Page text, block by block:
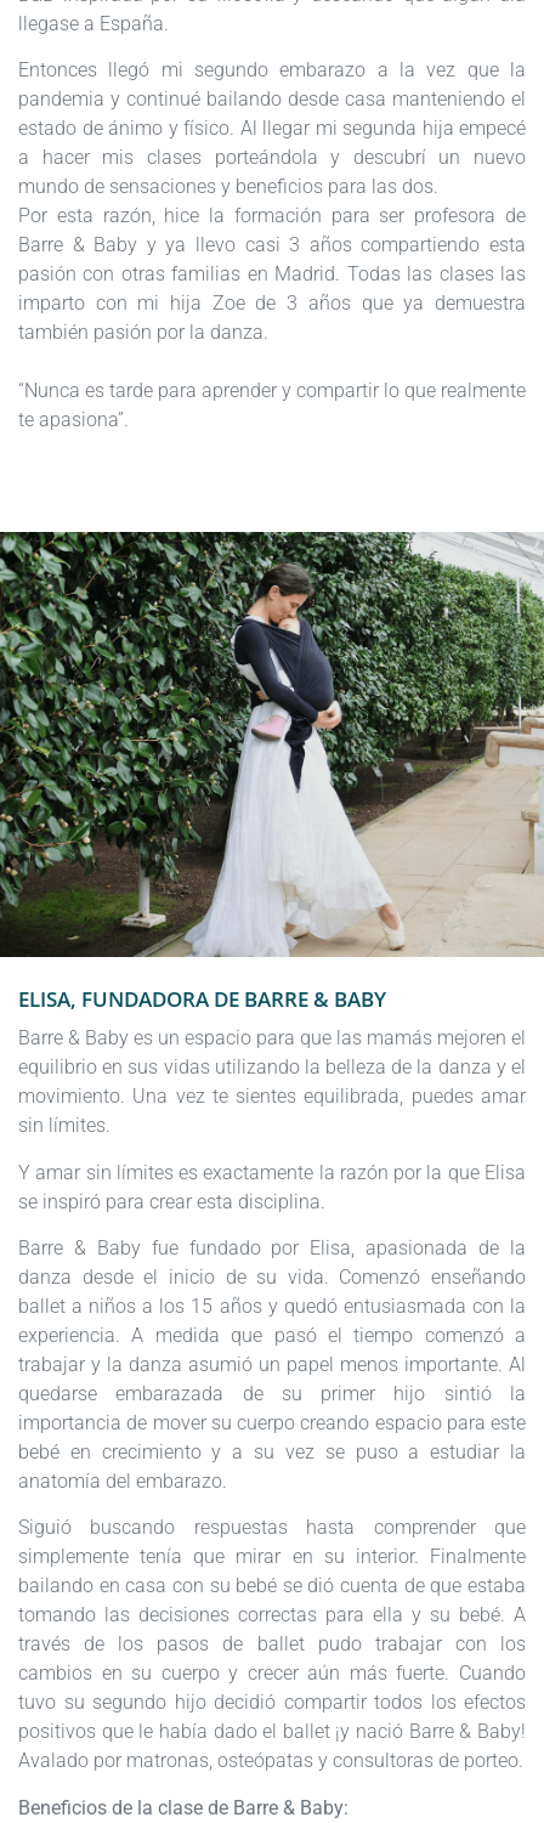
llegase a España.
Entonces llegó mi segundo embarazo a la vez que la
pandemia y continué bailando desde casa manteniendo el
estado de ánimo y físico. Al llegar mi segunda hija empecé
a hacer mis clases porteándola y descubrí un nuevo
mundo de sensaciones y beneficios para las dos.
Por esta razón, hice la formación para ser profesora de
Barre & Baby y ya llevo casi 3 años compartiendo esta
pasión con otras familias en Madrid. Todas las clases las
imparto con mi hija Zoe de 3 años que ya demuestra
también pasión por la danza.
“Nunca es tarde para aprender y compartir lo que realmente
te apasiona”.
ELISA, FUNDADORA DE BARRE & BABY
Barre & Baby es un espacio para que las mamás mejoren el
equilibrio en sus vidas utilizando la belleza de la danza y el
movimiento. Una vez te sientes equilibrada, puedes amar
sin límites.
Y amar sin límites es exactamente la razón por la que Elisa
se inspiró para crear esta disciplina.
Barre & Baby fue fundado por Elisa, apasionada de la
danza desde el inicio de su vida. Comenzó enseñando
ballet a niños a los 15 años y quedó entusiasmada con la
experiencia. A medida que pasó el tiempo comenzó a
trabajar y la danza asumió un papel menos importante. Al
quedarse embarazada de su primer hijo sintió la
importancia de mover su cuerpo creando espacio para este
bebé en crecimiento y a su vez se puso a estudiar la
anatomía del embarazo.
Siguió buscando respuestas hasta comprender que
simplemente tenía que mirar en su interior. Finalmente
bailando en casa con su bebé se dió cuenta de que estaba
tomando las decisiones correctas para ella y su bebé. A
través de los pasos de ballet pudo trabajar con los
cambios en su cuerpo y crecer aún más fuerte. Cuando
tuvo su segundo hijo decidió compartir todos los efectos
positivos que le había dado el ballet ¡y nació Barre & Baby!
Avalado por matronas, osteópatas y consultoras de porteo.
Beneficios de la clase de Barre & Baby: